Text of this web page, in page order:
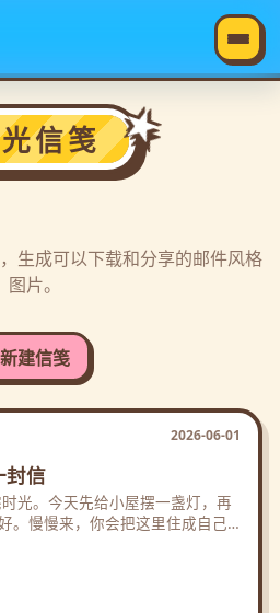
信笺
生成可以下载和分享的邮件风格
图片。
新建信笺
2026-06-01
封信
。慢慢来，你会把这里住成自己